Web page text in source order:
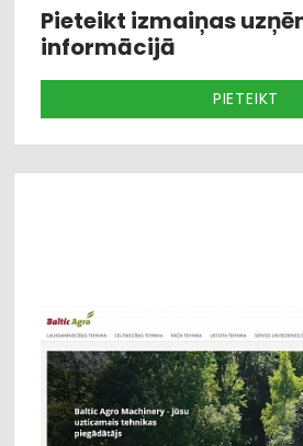
Savācējpiekabēs,
oriģinālās rezerves daļas, CLAAS
HORSCH rezerves daļas,
Rezerves daļas pļaujmašīnām,
sējmašīnām, Filtri traktoriem,
mērītāji, Ūdenssūkņi, Akumulatori,
Tehnikas modeļi, Serviss,
remonts, Tietjen pneimatiskās
priekšējās uzkares, Jūgvārpstas,
Celtniecības tehnika, Ekskavatori,
ekskavatori, Miniekskavatori,
Mini pašizgāzēji, KOBELCO,
Mežizstrādes tehnika, Harvesteri,
Pieteikt izmaiņas
informācijā
PIETEIKT